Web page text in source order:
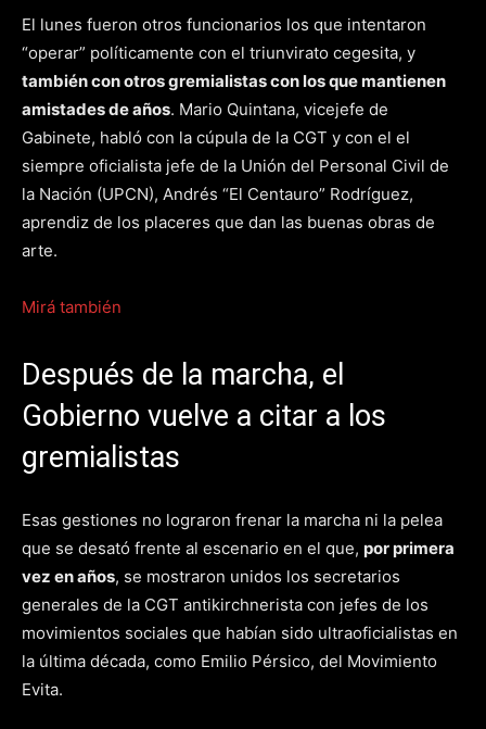
El lunes fueron otros funcionarios los que intentaron
“operar” políticamente con el triunvirato cegesita, y
también con otros gremialistas con los que mantienen
amistades de años. Mario Quintana, vicejefe de
Gabinete, habló con la cúpula de la CGT y con el el
siempre oficialista jefe de la Unión del Personal Civil de
la Nación (UPCN), Andrés “El Centauro” Rodríguez,
aprendiz de los placeres que dan las buenas obras de
arte.
Mirá también
Después de la marcha, el
Gobierno vuelve a citar a los
gremialistas
Esas gestiones no lograron frenar la marcha ni la pelea
que se desató frente al escenario en el que, por primera
vez en años, se mostraron unidos los secretarios
generales de la CGT antikirchnerista con jefes de los
movimientos sociales que habían sido ultraoficialistas en
la última década, como Emilio Pérsico, del Movimiento
Evita.